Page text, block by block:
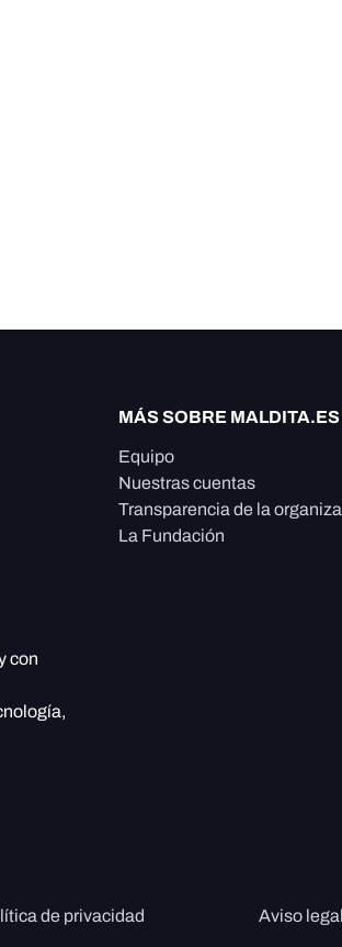
MÁS SOBRE MALDITA.ES
Equipo
Nuestras cuentas
Transparencia de la
La Fundación
con
de privacidad Aviso legal